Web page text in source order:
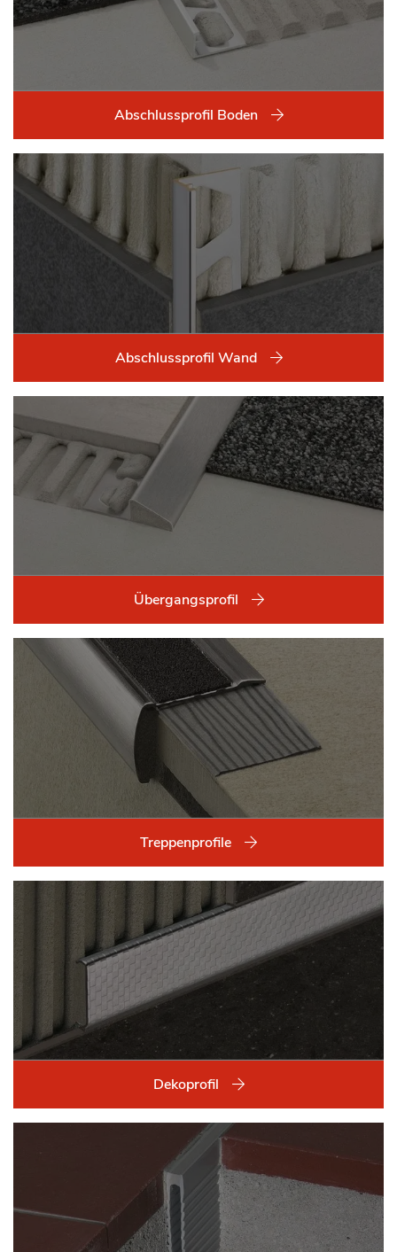
Abschlussprofil Boden
Abschlussprofil Wand
Übergangsprofil
Treppenprofile
Dekoprofil